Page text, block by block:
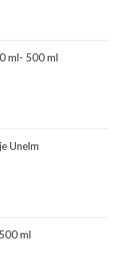
ml- 500 ml
Unelm
ml